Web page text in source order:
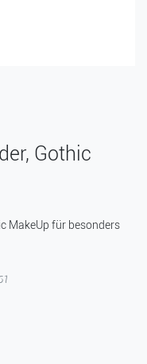
Gothic
MakeUp für besonders